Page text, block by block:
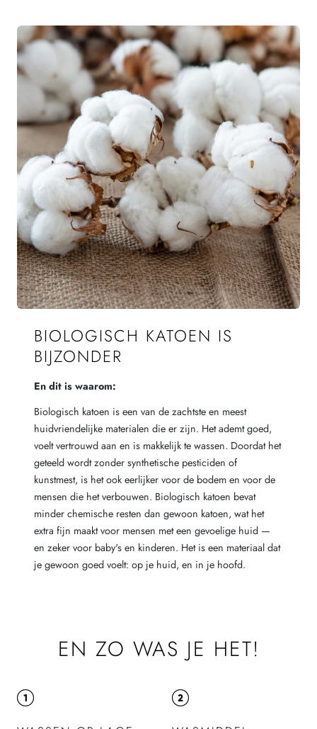
BIOLOGISCH KATOEN IS
BIJZONDER
En dit is waarom:
Biologisch katoen is een van de zachtste en meest
huidvriendelijke materialen die er zijn. Het ademt goed,
voelt vertrouwd aan en is makkelijk te wassen. Doordat het
geteeld wordt zonder synthetische pesticiden of
kunstmest, is het ook eerlijker voor de bodem en voor de
mensen die het verbouwen. Biologisch katoen bevat
minder chemische resten dan gewoon katoen, wat het
extra fijn maakt voor mensen met een gevoelige huid —
en zeker voor baby's en kinderen. Het is een materiaal dat
je gewoon goed voelt: op je huid, en in je hoofd.
EN ZO WAS JE HET!